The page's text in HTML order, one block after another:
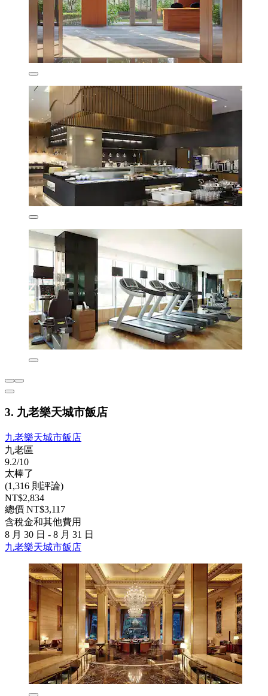
3. 九老樂天城市飯店
九老樂天城市飯店
九老區
9.2/10
太棒了
(1,316 則評論)
NT$2,834
總價 NT$3,117
含稅金和其他費用
8 月 30 日 - 8 月 31 日
九老樂天城市飯店